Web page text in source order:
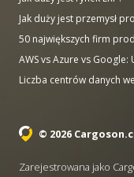
Jak duży jest przemysł
50 największych firm
AWS vs Azure vs Google:
Liczba centrów danych
© 2026
Zarejestrowana jako